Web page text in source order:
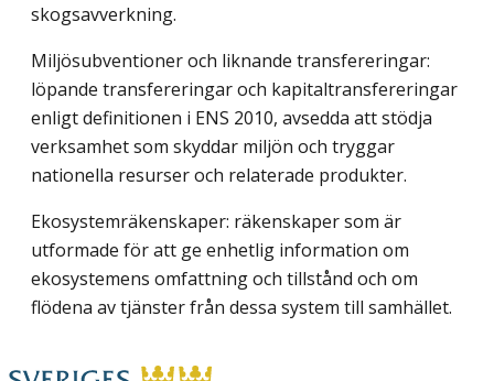
skogsavverkning.
Miljösubventioner och liknande transfereringar:
löpande transfereringar och kapitaltransfereringar
enligt definitionen i ENS 2010, avsedda att stödja
verksamhet som skyddar miljön och tryggar
nationella resurser och rela­terade produkter.
Ekosystemräkenskaper: räkenskaper som är
utformade för att ge enhetlig information om
ekosystemens omfattning och tillstånd och om
flödena av tjänster från dessa system till samhället.